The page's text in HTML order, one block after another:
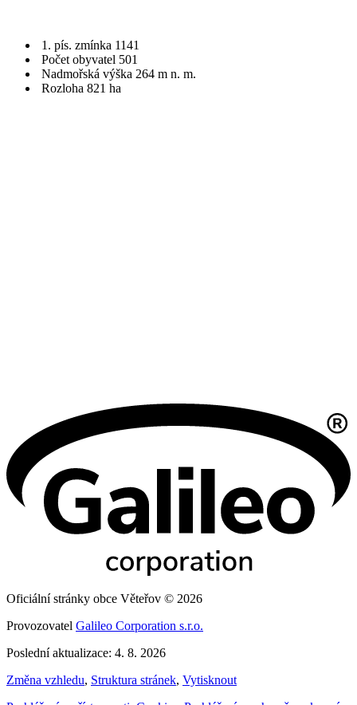
1. pís. zmínka 1141
Počet obyvatel 501
Nadmořská výška 264 m n. m.
Rozloha 821 ha
Oficiální stránky obce Věteřov © 2026
Provozovatel Galileo Corporation s.r.o.
Poslední aktualizace: 4. 8. 2026
Změna vzhledu, Struktura stránek, Vytisknout